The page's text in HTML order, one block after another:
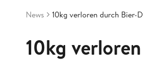
News 10kg verloren durch Bier-
10kg